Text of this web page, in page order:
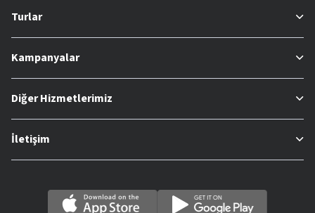
Turlar
Kampanyalar
Diğer Hizmetlerimiz
İletişim